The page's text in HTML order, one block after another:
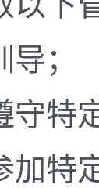
；
特
特